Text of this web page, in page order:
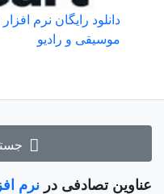
عناوین تصادفی در نرم
موسیقی و رادیو